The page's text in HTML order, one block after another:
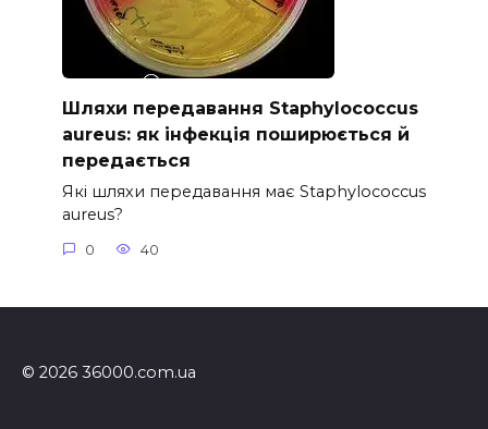
Шляхи передавання Staphylococcus
aureus: як інфекція поширюється й
передається
Які шляхи передавання має Staphylococcus
aureus?
0 40
© 2026 36000.com.ua